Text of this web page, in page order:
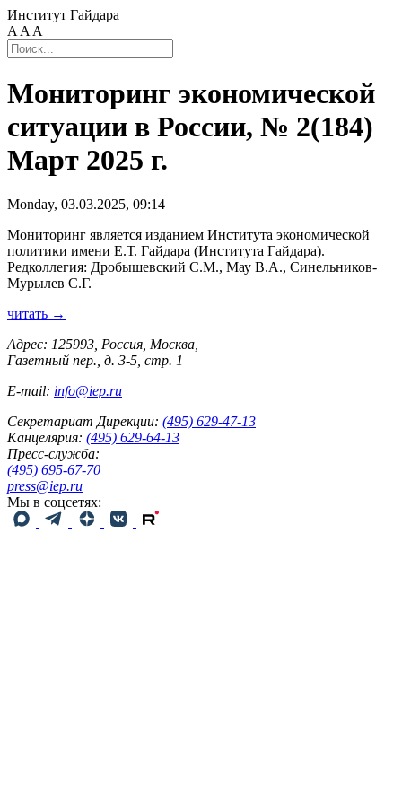
Институт Гайдара
A A A
Мониторинг экономической
ситуации в России, № 2(184)
Март 2025 г.
Monday, 03.03.2025, 09:14
Мониторинг является изданием Института экономической
политики имени Е.Т. Гайдара (Института Гайдара).
Редколлегия: Дробышевский С.М., Мау В.А., Синельников-
Мурылев С.Г.
читать →
Адрес: 125993, Россия, Москва,
Газетный пер., д. 3-5, стр. 1
E-mail: info@iep.ru
Секретариат Дирекции: (495) 629-47-13
Канцелярия: (495) 629-64-13
Пресс-служба:
(495) 695-67-70
press@iep.ru
Мы в соцсетях: